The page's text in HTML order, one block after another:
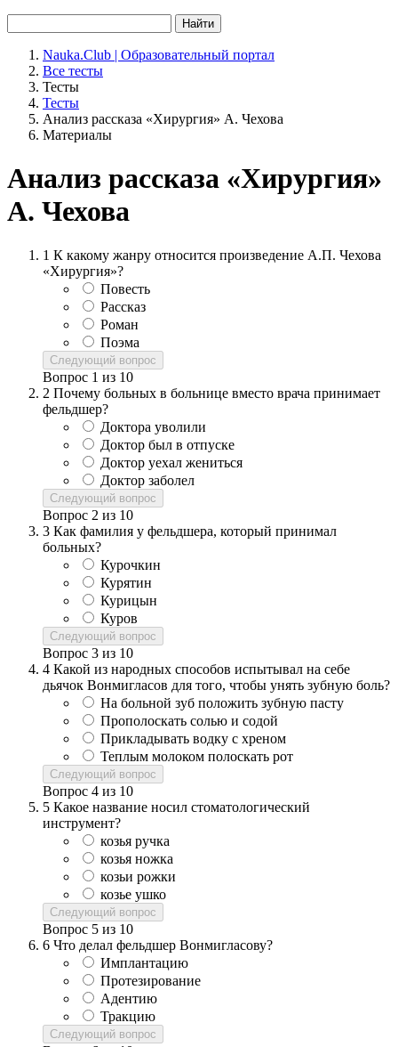
Найти
Nauka.Club | Образовательный портал
Все тесты
Тесты
Тесты
Анализ рассказа «Хирургия» А. Чехова
Материалы
Анализ рассказа «Хирургия»
А. Чехова
1 К какому жанру относится произведение А.П. Чехова
«Хирургия»?
Повесть
Рассказ
Роман
Поэма
Следующий вопрос
Вопрос 1 из 10
2 Почему больных в больнице вместо врача принимает
фельдшер?
Доктора уволили
Доктор был в отпуске
Доктор уехал жениться
Доктор заболел
Следующий вопрос
Вопрос 2 из 10
3 Как фамилия у фельдшера, который принимал
больных?
Курочкин
Курятин
Курицын
Куров
Следующий вопрос
Вопрос 3 из 10
4 Какой из народных способов испытывал на себе
дьячок Вонмигласов для того, чтобы унять зубную боль?
На больной зуб положить зубную пасту
Прополоскать солью и содой
Прикладывать водку с хреном
Теплым молоком полоскать рот
Следующий вопрос
Вопрос 4 из 10
5 Какое название носил стоматологический
инструмент?
козья ручка
козья ножка
козьи рожки
козье ушко
Следующий вопрос
Вопрос 5 из 10
6 Что делал фельдшер Вонмигласову?
Имплантацию
Протезирование
Адентию
Тракцию
Следующий вопрос